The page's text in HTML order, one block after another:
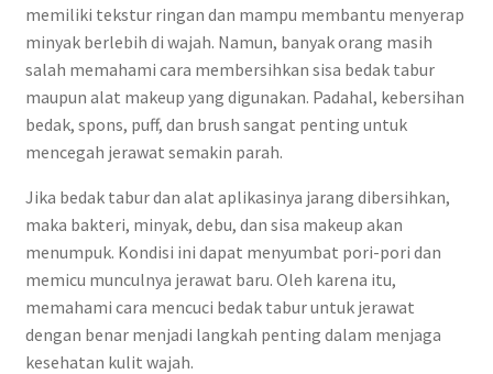
memiliki tekstur ringan dan mampu membantu menyerap
minyak berlebih di wajah. Namun, banyak orang masih
salah memahami cara membersihkan sisa bedak tabur
maupun alat makeup yang digunakan. Padahal, kebersihan
bedak, spons, puff, dan brush sangat penting untuk
mencegah jerawat semakin parah.
Jika bedak tabur dan alat aplikasinya jarang dibersihkan,
maka bakteri, minyak, debu, dan sisa makeup akan
menumpuk. Kondisi ini dapat menyumbat pori-pori dan
memicu munculnya jerawat baru. Oleh karena itu,
memahami cara mencuci bedak tabur untuk jerawat
dengan benar menjadi langkah penting dalam menjaga
kesehatan kulit wajah.